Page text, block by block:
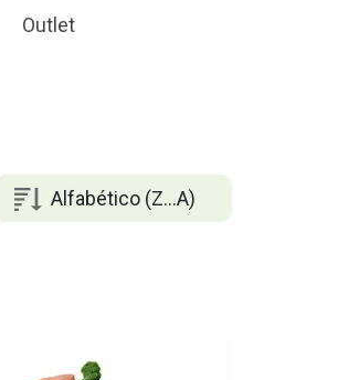
Outlet
Alfabético (Z...A)